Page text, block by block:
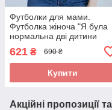
Футболки для мами.
Футболка жіноча "Я була
нормальна дві дитини
621 ₴ 690 ₴
Купити
Акційні пропозиції